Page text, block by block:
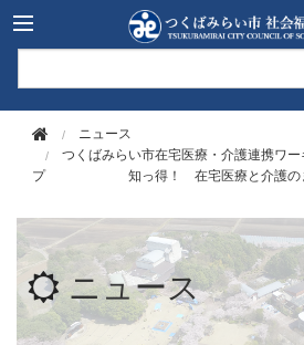
ニュース
つくばみらい市在宅医療・介護連携ワー
プ 知っ得！ 在宅医療と介護のま
ニュース